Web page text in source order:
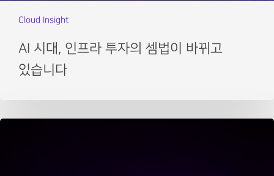
Cloud Insight
AI 시대, 인프라 투자의 셈법이 바뀌고
있습니다